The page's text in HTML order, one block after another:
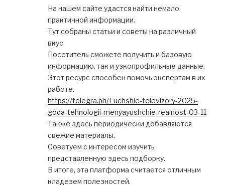
На нашем сайте удастся найти немало
практичной информации.
Тут собраны статьи и советы на различный
вкус.
Посетитель сможете получить и базовую
информацию, так и узкопрофильные данные.
Этот ресурс способен помочь экспертам в их
работе.
https://telegra.ph/Luchshie-televizory-2025-
goda-tehnologii-menyayushchie-realnost-03-11
Также здесь периодически добавляются
свежие материалы.
Советуем с интересом изучить
представленную здесь подборку.
В итоге, эта платформа считается отличным
кладезем полезностей.